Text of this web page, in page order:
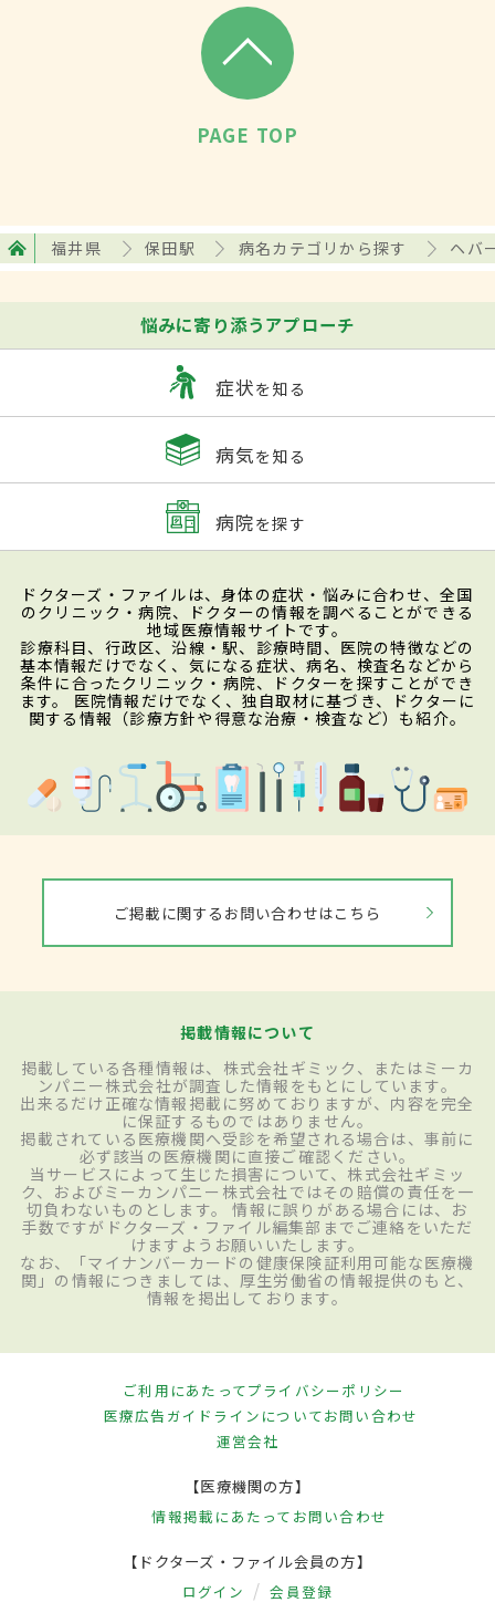
PAGE TOP
福井県 保田駅 病名カテゴリから探す ヘバ
悩みに寄り添うアプローチ
症状を知る
病気を知る
病院を探す
ドクターズ・ファイルは、身体の症状・悩みに合わせ、全国
のクリニック・病院、ドクターの情報を調べることができる
地域医療情報サイトです。
診療科目、行政区、沿線・駅、診療時間、医院の特徴などの
基本情報だけでなく、気になる症状、病名、検査名などから
条件に合ったクリニック・病院、ドクターを探すことができ
ます。 医院情報だけでなく、独自取材に基づき、ドクターに
関する情報（診療方針や得意な治療・検査など）も紹介。
ご掲載に関するお問い合わせはこちら
掲載情報について
掲載している各種情報は、株式会社ギミック、またはミーカ
ンパニー株式会社が調査した情報をもとにしています。
出来るだけ正確な情報掲載に努めておりますが、内容を完全
に保証するものではありません。
掲載されている医療機関へ受診を希望される場合は、事前に
必ず該当の医療機関に直接ご確認ください。
当サービスによって生じた損害について、株式会社ギミッ
ク、およびミーカンパニー株式会社ではその賠償の責任を一
切負わないものとします。 情報に誤りがある場合には、お
手数ですがドクターズ・ファイル編集部までご連絡をいただ
けますようお願いいたします。
なお、「マイナンバーカードの健康保険証利用可能な医療機
関」の情報につきましては、厚生労働省の情報提供のもと、
情報を掲出しております。
ご利用にあたってプライバシーポリシー
医療広告ガイドラインについてお問い合わせ
運営会社
【医療機関の方】
情報掲載にあたって お問い合わせ
【ドクターズ・ファイル会員の方】
ログイン 会員登録